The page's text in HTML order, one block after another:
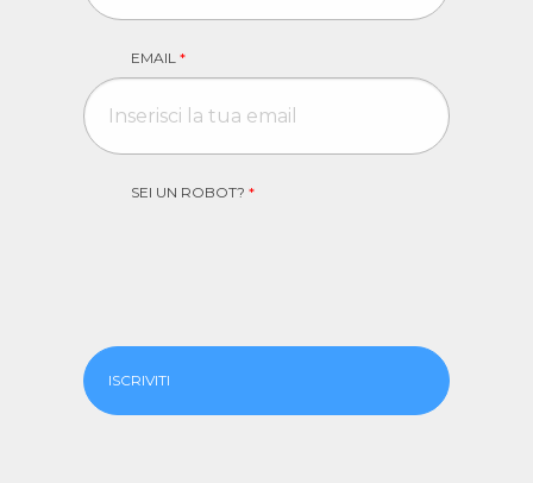
EMAIL *
SEI UN ROBOT? *
ISCRIVITI